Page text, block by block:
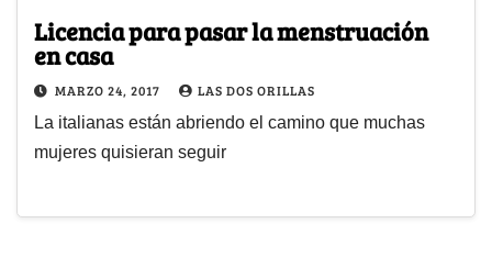
Licencia para pasar la menstruación
en casa
MARZO 24, 2017 LAS DOS ORILLAS
La italianas están abriendo el camino que muchas
mujeres quisieran seguir